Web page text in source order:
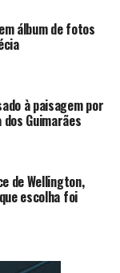
o aumento
especialmente
por voz), em que
de empresas
das vítimas.
de telefonia
social ou
têm adotado
para aplicar
álbum de fotos
à paisagem por
Guimarães
de Wellington,
escolha foi